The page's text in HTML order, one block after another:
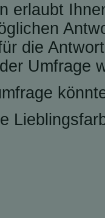
erlaubt
die
Umfrage